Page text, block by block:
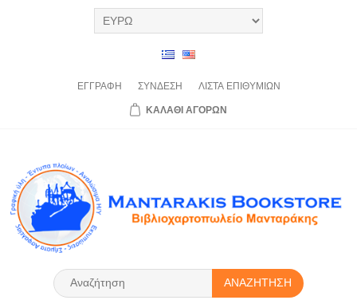
ΕΓΓΡΑΦΉ ΣΎΝΔΕΣΗ ΛΊΣΤΑ ΕΠΙΘΥΜΙΏΝ
ΚΑΛΆΘΙ ΑΓΟΡΏΝ
ΑΝΑΖΉΤΗΣΗ